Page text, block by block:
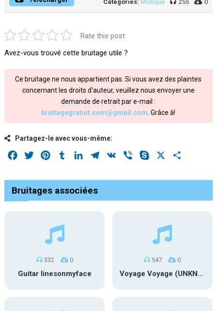
Catégories: Musique 255 0
Rate this post
Avez-vous trouvé cette bruitage utile ?
Ce bruitage ne nous appartient pas. Si vous avez des plaintes
concernant les droits d'auteur, veuillez nous envoyer une
demande de retrait par e-mail :
bruitagegratuit.com@gmail.com . Grâce à!
Partagez-le avec vous-même:
Facebook
Twitter PinterestTumblrLinkedInTelegram
VK Viber Skype
Bruitages associées
332 0
Guitar linesonmyface
547 0
Voyage Voyage (UNKNX) Cover